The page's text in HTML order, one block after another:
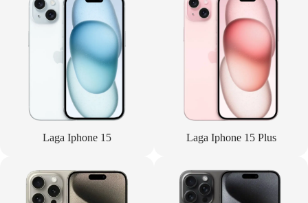
Laga Iphone 15 Laga Iphone 15 Plus